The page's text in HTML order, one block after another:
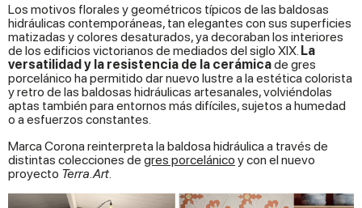
Los motivos florales y geométricos típicos de las baldosas
hidráulicas contemporáneas, tan elegantes con sus superficies
matizadas y colores desaturados, ya decoraban los interiores
de los edificios victorianos de mediados del siglo XIX. La
versatilidad y la resistencia de la cerámicade gres
porcelánico ha permitido dar nuevo lustre a la estética colorista
y retro de las baldosas hidráulicas artesanales, volviéndolas
aptas también para entornos más difíciles, sujetos a humedad
o a esfuerzos constantes.
Marca Corona reinterpreta la baldosa hidráulica a través de
distintas colecciones de gres porcelánico y con el nuevo
proyecto Terra.Art